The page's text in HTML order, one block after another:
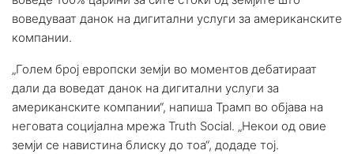
воведуваат данок на дигитални услуги за американските
компании.
„Голем број европски земји во моментов дебатираат
дали да воведат данок на дигитални услуги за
американските компании“, напиша Трамп во објава на
неговата социјална мрежа Truth Social. „Некои од овие
земји се навистина блиску до тоа“, додаде тој.